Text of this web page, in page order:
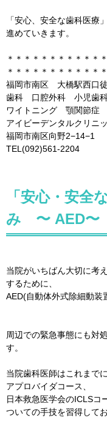
「安心、安全な歯科医療
進めていきます。
＊＊＊＊＊＊＊＊＊＊＊
＊＊＊＊＊＊＊＊＊＊＊
福岡市南区 大橋駅西口
歯科 口腔外科 小児歯
ワイトニング 顎関節症
アイビーデンタルクリニ
福岡市南区向野2−14−1
TEL(092)561-2204
「安心・安全
み 〜 AED〜
当院がいちばん大切に考
するために、
AED(自動体外式除細動装
周辺での緊急事態にも対
す。
当院歯科医師はこれまで
アプロバイダコース、
日本救急医学会のICLSコ
ついての手技を習得してお